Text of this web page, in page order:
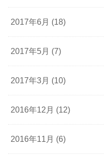
2017年6月 (18)
2017年5月 (7)
2017年3月 (10)
2016年12月 (12)
2016年11月 (6)